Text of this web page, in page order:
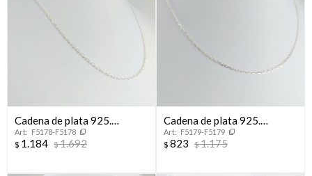
Cadena de plata 925.
Modelo, FORCET, 45 cm
F5178-F5178
$ 1.184 $1.692
Cadena de plata 925.
Modelo, FORCET, 40 cm.
F5179-F5179
$ 823 $1.175